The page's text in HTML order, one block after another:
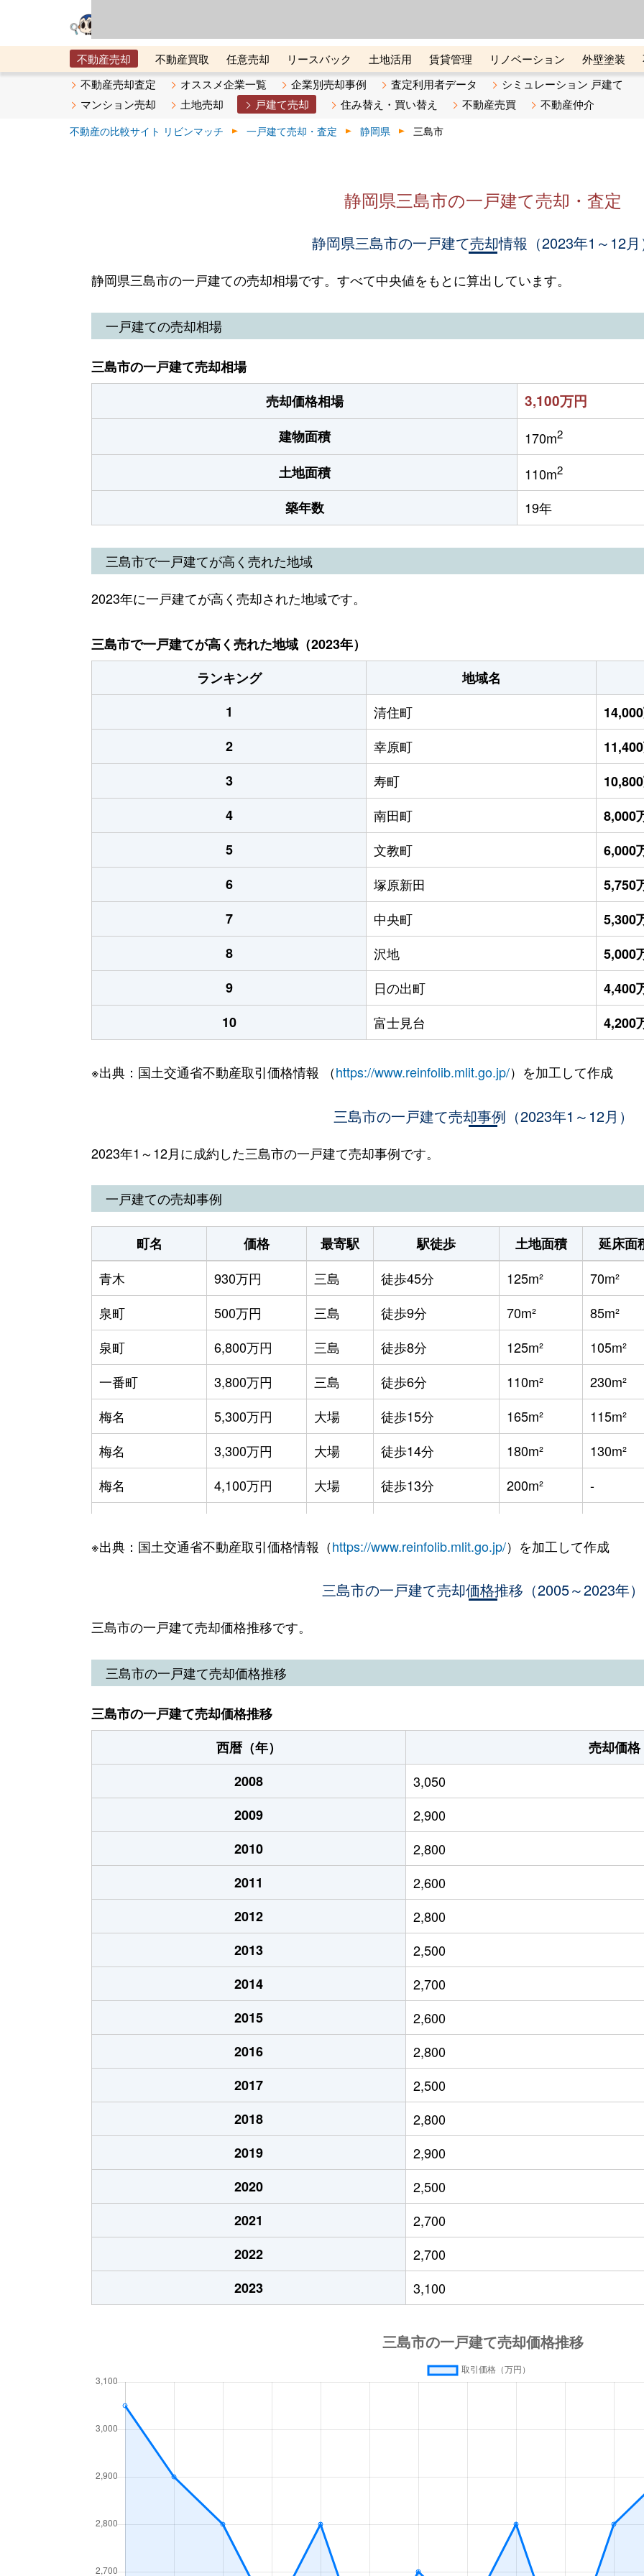
不動産売却 不動産買取 任意売却 リースバック 土地活用 賃貸管理 リノベーション 外壁塗装
メタ住宅展示場
ベスト不動産カンパニー オンライン講座 リビンマガジンBiz 不動産売却ご相談デスク
不動産売却査定 オススメ企業一覧 企業別売却事例 査定利用者データ
シミュレーション 戸建て
マンション売却
土地売却 戸建て売却 住み替え・買い替え 不動産売買 不動産仲介
不動産の比較サイト リビンマッチ 一戸建て売却・査定 静岡県 三島市
静岡県三島市の一戸建て売却・査定
静岡県三島市の一戸建て売却情報（2023年1～12月
静岡県三島市の一戸建ての売却相場です。すべて中央値をもとに算出しています。
一戸建ての売却相場
三島市の一戸建て売却相場
売却価格相場
3,100万円
建物面積 170m2
土地面積 110m2
築年数 19年
三島市で一戸建てが高く売れた地域
2023年に一戸建てが高く売却された地域です。
三島市で一戸建てが高く売れた地域（2023年）
ランキング
地域名
1
清住町
2
幸原町
3
寿町
4
南田町
8,000
5
文教町
6,000
6
塚原新田
5,750
7
中央町
5,300
8
沢地
5,000
9
日の出町
4,400
10
富士見台 4,200
※出典：国土交通省不動産取引価格情報 （https://www.reinfolib.mlit.go.jp/）を加工して作成
三島市の一戸建て売却事例（2023年1～12月）
2023年1～12月に成約した三島市の一戸建て売却事例です。
一戸建ての売却事例
町名 価格 最寄駅 駅徒歩 土地面積 延床面
青木
930万円 三島 徒歩45分 125m² 70m²
泉町
500万円 三島 徒歩9分 70m² 85m²
泉町
6,800万円 三島 徒歩8分 125m² 105m²
一番町
3,800万円 三島 徒歩6分 110m² 230m²
梅名
5,300万円 大場 徒歩15分 165m² 115m²
梅名
3,300万円 大場 徒歩14分 180m² 130m²
梅名
4,100万円 大場 徒歩13分 200m² -
加茂
1,300万円 三島 徒歩29分 130m² 90m²
三島 徒歩45分 220m² 150m²
加茂
1,900万円
加屋町
400万円 三島 徒歩21分 85m² -
加屋町
980万円 三島 徒歩19分 65m² 75m²
川原ケ谷
4,000万円 三島 徒歩26分 195m² 135m²
清住町
14,000万円 三島 徒歩23分 1600m² -
幸原町
2,800万円 三島 徒歩18分 165m² 85m²
幸原町
20,000万円 三島 徒歩19分 1900m² 1300m²
寿町
18,000万円 三島 徒歩3分 770m² 510m²
寿町
3,600万円 三島 徒歩8分 180m² -
佐野見晴台
2,700万円 三島 徒歩1時間15分 250m² 135m²
佐野見晴台
1,800万円 三島 徒歩1時間15分 250m² 100m²
佐野見晴台
1,400万円 三島 徒歩1時間45分 270m² 120m²
沢地
4,900万円 三島 徒歩29分 195m² 100m²
沢地
5,000万円 三島 徒歩29分 195m² 100m²
沢地
5,500万円 三島 徒歩23分 185m² 95m²
芝本町
1,300万円 三島 徒歩8分 35m² 70m²
大場
1,600万円 大場 徒歩3分 210m² 125m²
大場
250万円 三島 徒歩1時間15分 230m² 110m²
中央町
5,300万円 三島 徒歩13分 100m² 380m²
徒歩45分 130m²
徳倉
2,800万円 三島 徒歩23分 135m² 95m²
徳倉
徳倉
3,900万円 三島 徒歩21分 175m² 120m²
2,500万円 三島 120m² 95m²
※出典：国土交通省不動産取引価格情報（https://www.reinfolib.mlit.go.jp/）を加工して作成
三島市の一戸建て売却価格推移（2005～2023年）
三島市の一戸建て売却価格推移です。
三島市の一戸建て売却価格推移
三島市の一戸建て売却価格推移
西暦（年）
売却価格
2008
3,050
2009
2,900
2010
2,800
2011
2,600
2012
2,800
2013
2,500
2014
2,700
2015
2,600
2016
2,800
2017
2,500
2018
2,800
2019
2,900
2020
2,500
2021
2,700
2022
2,700
2023
3,100